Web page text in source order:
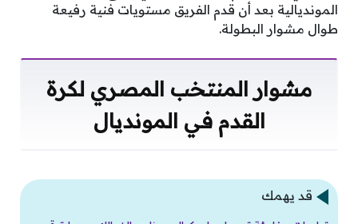
المونديالية بعد أن قدم الفريق مستويات فنية رفيعة
طوال مشوار البطولة.
مشوار المنتخب المصري لكرة
القدم في المونديال
قد يهمك